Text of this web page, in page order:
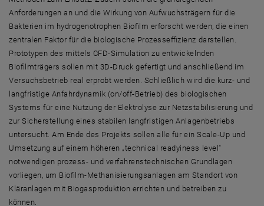
Anforderungen an und die Wirkung von Aufwuchsträgern für die
Bakterien im hydrogenotrophen Biofilm erforscht werden, die einen
zentralen Faktor für die biologische Prozesseffizienz darstellen.
Prototypen des mittels CFD-Simulation zu entwickelnden
Biofilmträgers sollen mit 3D-Druck gefertigt und anschließend im
Versuchsbetrieb real erprobt werden. Schließlich wird die kurz- und
langfristige Anfahrdynamik (on/off-Betrieb) des biologischen
Systems für eine Nutzung der Elektrolyse zur Netzstabilisierung und
zur Sicherstellung eines stabilen langfristigen Anlagenbetriebs
untersucht. Am Ende des Projekts sollen alle für ein Scale-Up und
Umsetzung auf einem höheren „technical readyiness level“
notwendigen prozess- und verfahrenstechnischen Grundlagen
vorliegen, um Biofilm-Methanisierungsanlagen am Standort von
Kläranlagen mit Biogasproduktion errichten und betreiben zu
können.